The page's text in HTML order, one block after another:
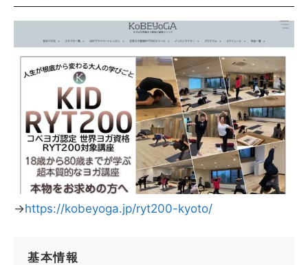
→https://kobeyoga.jp/ryt200-kyoto/
基本情報